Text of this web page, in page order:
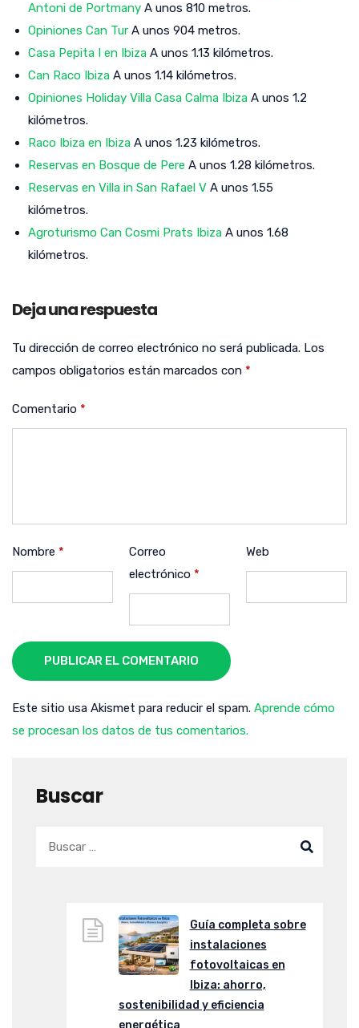
Antoni de Portmany A unos 810 metros.
Opiniones Can Tur A unos 904 metros.
Casa Pepita I en Ibiza A unos 1.13 kilómetros.
Can Raco Ibiza A unos 1.14 kilómetros.
Opiniones Holiday Villa Casa Calma Ibiza A unos 1.2
kilómetros.
Raco Ibiza en Ibiza A unos 1.23 kilómetros.
Reservas en Bosque de Pere A unos 1.28 kilómetros.
Reservas en Villa in San Rafael V A unos 1.55
kilómetros.
Agroturismo Can Cosmi Prats Ibiza A unos 1.68
kilómetros.
Deja una respuesta
Tu dirección de correo electrónico no será publicada. Los
campos obligatorios están marcados con *
Comentario *
Nombre *
Correo
electrónico *
Web
PUBLICAR EL COMENTARIO
Este sitio usa Akismet para reducir el spam. Aprende cómo
se procesan los datos de tus comentarios.
Buscar
Guía completa sobre
instalaciones
fotovoltaicas en
Ibiza: ahorro,
sostenibilidad y eficiencia
energética